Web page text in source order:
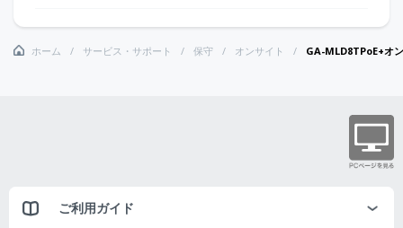
ホーム サービス・サポート 保守 オンサイト GA-MLD8TPoE+オ
ご利用ガイド